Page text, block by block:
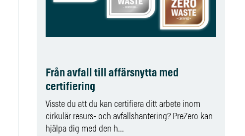
Från avfall till affärsnytta med
certifiering
Visste du att du kan certifiera ditt arbete inom
cirkulär resurs- och avfallshantering? PreZero kan
hjälpa dig med den h...